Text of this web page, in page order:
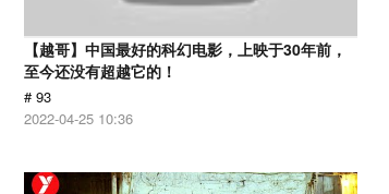
【越哥】中国最好的科幻电影，上映于30年前，
至今还没有超越它的！
# 93
2022-04-25 10:36